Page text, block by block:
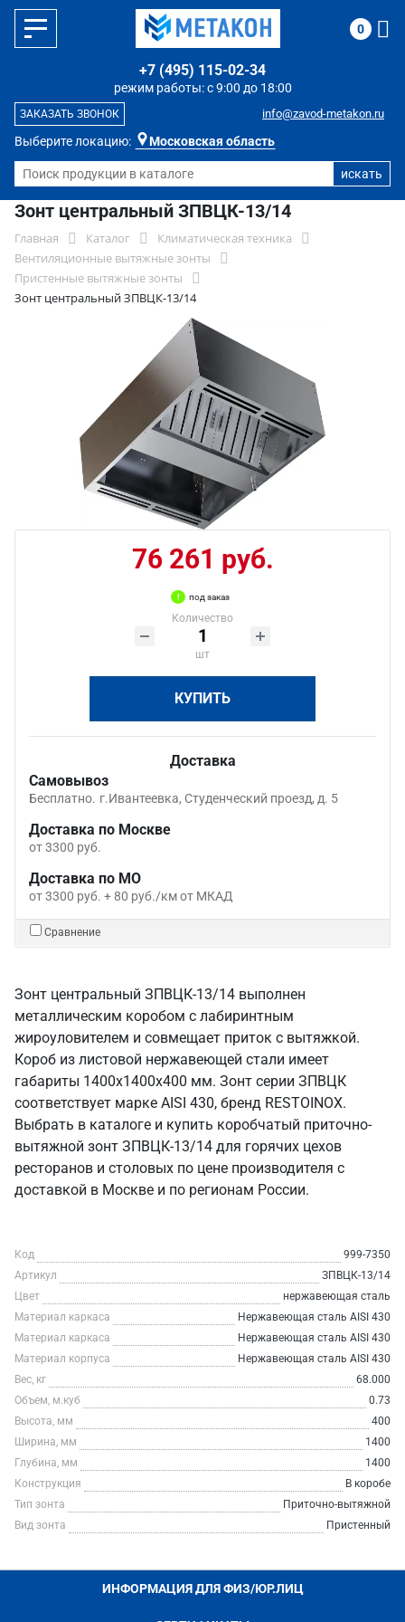
Выберите локацию: Московская область
режим работы: с 9:00 до 18:00
+7 (495) 115-02-34
info@zavod-metakon.ru
ЗАКАЗАТЬ ЗВОНОК
0
Зонт центральный ЗПВЦК-13/14
Главная Каталог
Климатическая техника
Вентиляционные вытяжные зонты
Пристенные вытяжные зонты
Зонт центральный ЗПВЦК-13/14
76 261 руб.
под заказ
Количество
шт
КУПИТЬ
Доставка
Самовывоз
Бесплатно. г.Ивантеевка, Студенческий проезд, д. 5
Доставка по Москве
от 3300 руб.
Доставка по МО
от 3300 руб. + 80 руб./км от МКАД
Сравнение
Зонт центральный ЗПВЦК-13/14 выполнен
металлическим коробом с лабиринтным
жироуловителем и совмещает приток с вытяжкой.
Короб из листовой нержавеющей стали имеет
габариты 1400х1400х400 мм. Зонт серии ЗПВЦК
соответствует марке AISI 430, бренд RESTOINOX.
Выбрать в каталоге и купить коробчатый приточно-
вытяжной зонт ЗПВЦК-13/14 для горячих цехов
ресторанов и столовых по цене производителя с
доставкой в Москве и по регионам России.
Код
999-7350
Артикул
ЗПВЦК-13/14
Цвет
нержавеющая сталь
Материал каркаса
Нержавеющая сталь AISI 430
Материал каркаса
Нержавеющая сталь AISI 430
Материал корпуса
Нержавеющая сталь AISI 430
Вес, кг
68.000
Объем, м.куб
0.73
Высота, мм
400
Ширина, мм
1400
Глубина, мм
1400
Конструкция
В коробе
Тип зонта
Приточно-вытяжной
Вид зонта
Пристенный
ИНФОРМАЦИЯ ДЛЯ ФИЗ/ЮР.ЛИЦ